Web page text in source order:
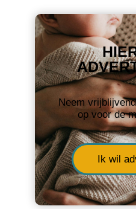
Neem
op voor de
Ik wil